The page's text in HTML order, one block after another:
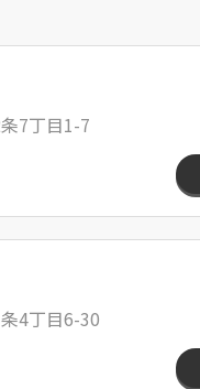
7丁目1-7
4丁目6-30